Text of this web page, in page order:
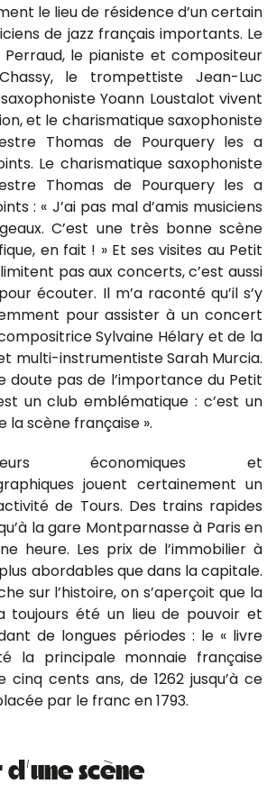
le lieu de résidence d’un certain
de jazz français importants. Le
le pianiste et compositeur
le trompettiste Jean-Luc
Yoann Loustalot vivent
et le charismatique saxophoniste
Thomas de Pourquery les a
Le charismatique saxophoniste
Thomas de Pourquery les a
: « J’ai pas mal d’amis musiciens
C’est une très bonne scène
en fait ! » Et ses visites au Petit
pas aux concerts, c’est aussi
écouter. Il m’a raconté qu’il s’y
pour assister à un concert
Sylvaine Hélary et de la
multi-instrumentiste Sarah Murcia.
doute pas de l’importance du Petit
un club emblématique : c’est un
la scène française ».
économiques et
jouent certainement un
de Tours. Des trains rapides
la gare Montparnasse à Paris en
heure. Les prix de l’immobilier à
abordables que dans la capitale.
sur l’histoire, on s’aperçoit que la
toujours été un lieu de pouvoir et
de longues périodes : le « livre
la principale monnaie française
cinq cents ans, de 1262 jusqu’à ce
par le franc en 1793.
scène